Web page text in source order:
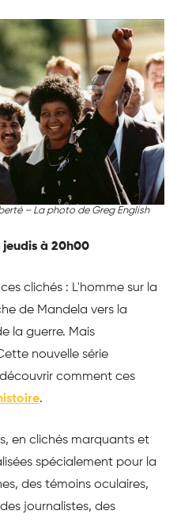
– La photo de Greg English
jeudis à 20h00
clichés : L'homme sur la
de Mandela vers la
la guerre. Mais
nouvelle série
comment ces
.
en clichés marquants et
spécialement pour la
des témoins oculaires,
journalistes, des